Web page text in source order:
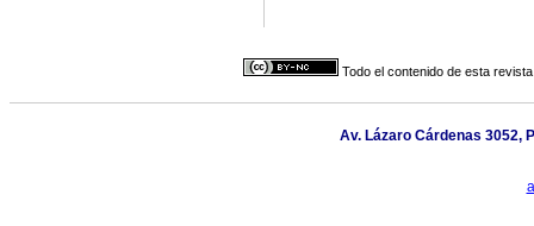
Todo el contenido de esta
Av. Lázaro Cárdenas 3052,